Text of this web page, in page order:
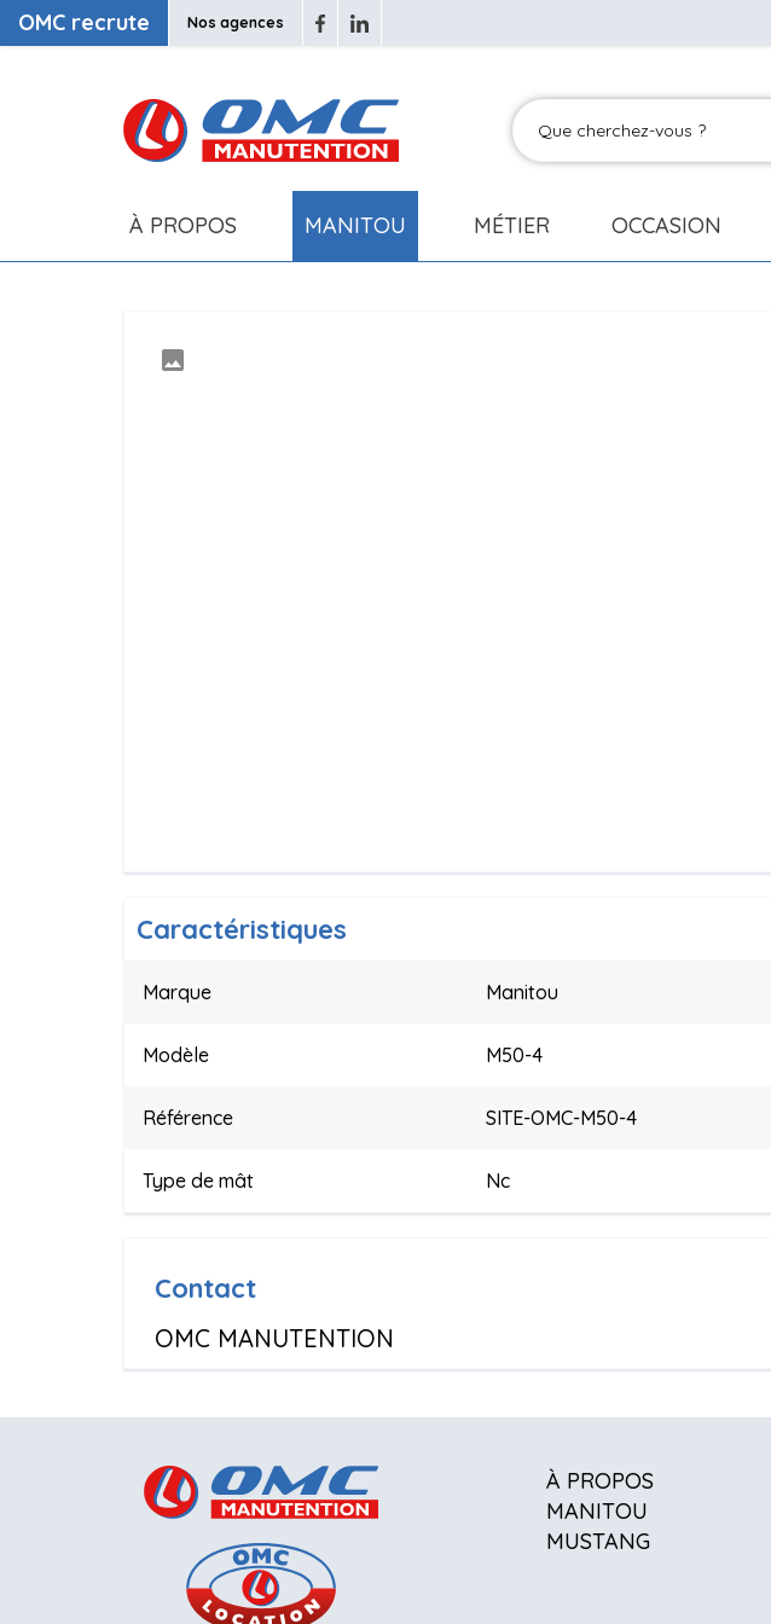
OMC recrute Nos agences
À PROPOS MANITOU MÉTIER OCCASION
Caractéristiques
Marque Manitou
Modèle M50-4
Référence SITE-OMC-M50-4
Type de mât Nc
Contact
OMC MANUTENTION
À PROPOS
MANITOU
MUSTANG